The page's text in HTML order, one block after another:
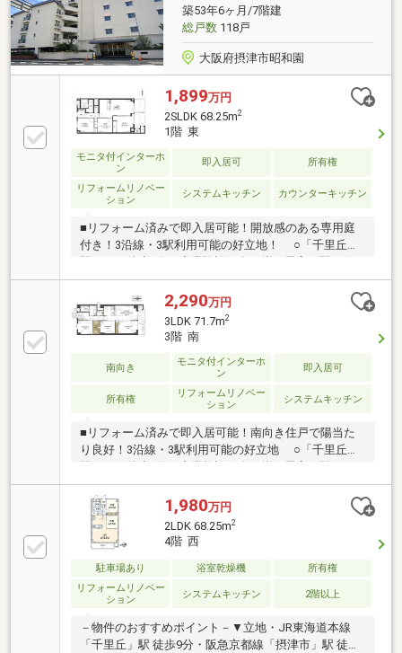
築53年6ヶ月/7階建
総戸数118戸
大阪府摂津市昭和園
1,899万円
2SLDK 68.25m2
1階 東
モニタ付インターホ
ン
即入居可 所有権
リフォームリノベー
ション
システムキッチン カウンターキッチン
■リフォーム済みで即入居可能！開放感のある専用庭
付き！3沿線・3駅利用可能の好立地！ ○「千里丘
利 ○アフターサービス保証付きでご入居後も安心！
2,290万円
3LDK 71.7m2
3階 南
南向き
モニタ付インターホ
ン
即入居可
所有権
リフォームリノベー
ション
システムキッチン
■リフォーム済みで即入居可能！南向き住戸で陽当た
り良好！3沿線・3駅利用可能の好立地 ○「千里丘
利！ ○アフターサービス保証付きでご入居後も安心
1,980万円
2LDK 68.25m2
4階 西
駐車場あり 浴室乾燥機
所有権
リフォームリノベー
ション
システムキッチン 2階以上
－物件のおすすめポイント－▼立地・JR東海道本線
「千里丘」駅 徒歩9分・阪急京都線「摂津市」駅 徒歩